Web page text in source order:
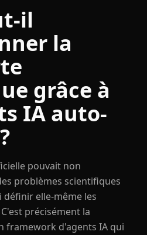
il
la
grâce à
IA auto-
pouvait non
problèmes scientifiques
définir elle-même les
précisément la
framework d'agents IA qui